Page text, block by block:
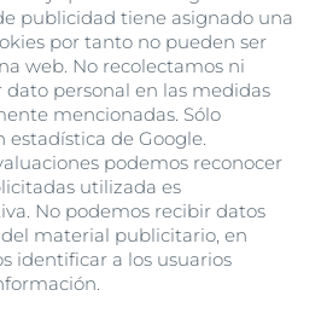
publicidad tiene asignado una
por tanto no pueden ser
web. No recolectamos ni
personal en las medidas
mencionadas. Sólo
de Google.
podemos reconocer
utilizada es
No podemos recibir datos
material publicitario, en
identificar a los usuarios